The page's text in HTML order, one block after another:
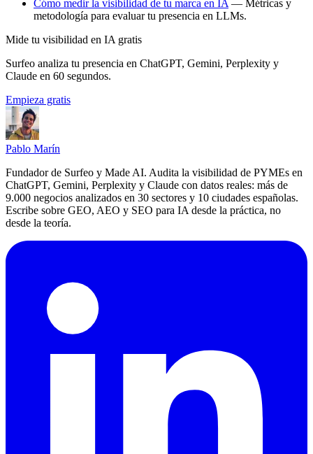
Cómo medir la visibilidad de tu marca en IA — Métricas y
metodología para evaluar tu presencia en LLMs.
Mide tu visibilidad en IA gratis
Surfeo analiza tu presencia en ChatGPT, Gemini, Perplexity y
Claude en 60 segundos.
Empieza gratis
Pablo Marín
Fundador de Surfeo y Made AI. Audita la visibilidad de PYMEs en
ChatGPT, Gemini, Perplexity y Claude con datos reales: más de
9.000 negocios analizados en 30 sectores y 10 ciudades españolas.
Escribe sobre GEO, AEO y SEO para IA desde la práctica, no
desde la teoría.